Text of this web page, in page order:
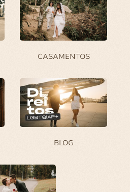
CASAMENTOS
BLOG